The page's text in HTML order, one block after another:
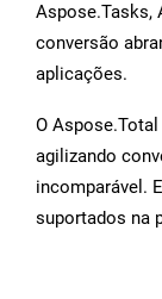
Aspose.Tasks,
conversão
aplicações.
O
agilizando
incomparável.
suportados na